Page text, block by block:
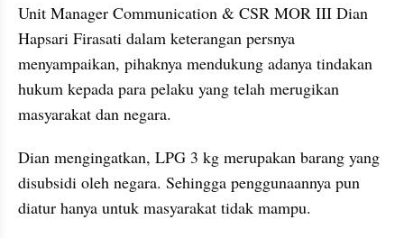
Unit Manager Communication & CSR MOR III Dian
Hapsari Firasati dalam keterangan persnya
menyampaikan, pihaknya mendukung adanya tindakan
hukum kepada para pelaku yang telah merugikan
masyarakat dan negara.
Dian mengingatkan, LPG 3 kg merupakan barang yang
disubsidi oleh negara. Sehingga penggunaannya pun
diatur hanya untuk masyarakat tidak mampu.